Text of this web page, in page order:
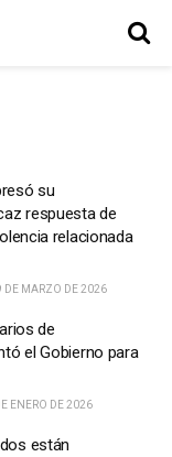
su
respuesta de
relacionada
DE MARZO DE 2026
de
el Gobierno para
ENERO DE 2026
están